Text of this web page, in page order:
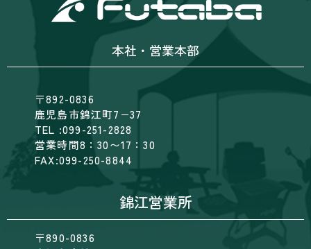
本社・営業本部
〒892-0836
鹿児島市錦江町7−37
TEL :099-251-2828
営業時間8：30〜17：30
FAX:099-250-8844
錦江営業所
〒890-0836